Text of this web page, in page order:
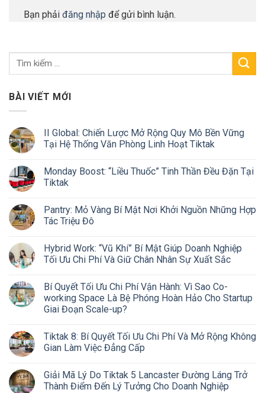
Bạn phải đăng nhập để gửi bình luận.
BÀI VIẾT MỚI
II Global: Chiến Lược Mở Rộng Quy Mô Bền Vững
Tại Hệ Thống Văn Phòng Linh Hoạt Tiktak
Monday Boost: “Liều Thuốc” Tinh Thần Đều Đặn Tại
Tiktak
Pantry: Mỏ Vàng Bí Mật Nơi Khởi Nguồn Những Hợp
Tác Triệu Đô
Hybrid Work: “Vũ Khí” Bí Mật Giúp Doanh Nghiệp
Tối Ưu Chi Phí Và Giữ Chân Nhân Sự Xuất Sắc
Bí Quyết Tối Ưu Chi Phí Vận Hành: Vì Sao Co-
working Space Là Bệ Phóng Hoàn Hảo Cho Startup
Giai Đoạn Scale-up?
Tiktak 8: Bí Quyết Tối Ưu Chi Phí Và Mở Rộng Không
Gian Làm Việc Đẳng Cấp
Giải Mã Lý Do Tiktak 5 Lancaster Đường Láng Trở
Thành Điểm Đến Lý Tưởng Cho Doanh Nghiệp